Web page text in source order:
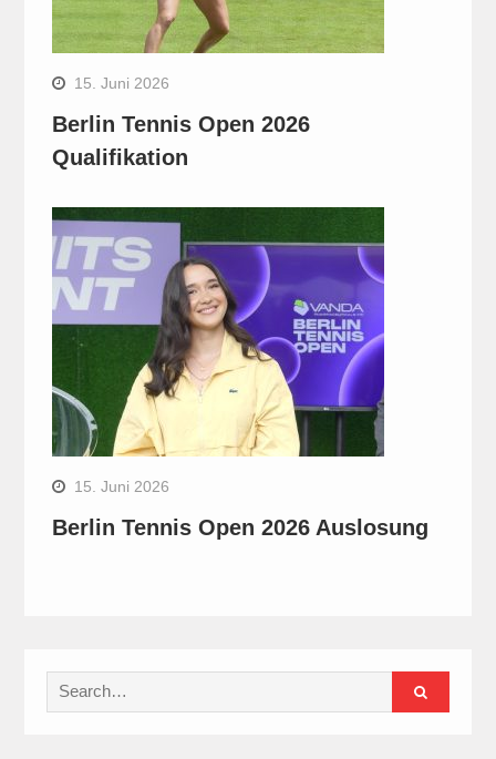
15. Juni 2026
Berlin Tennis Open 2026
Qualifikation
15. Juni 2026
Berlin Tennis Open 2026 Auslosung
Search
for: